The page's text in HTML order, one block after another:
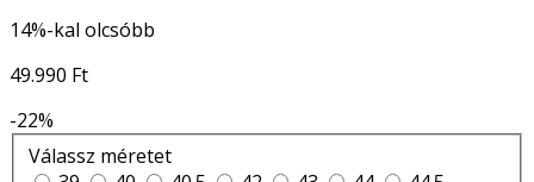
14%-kal olcsóbb
49.990 Ft
-22%
Válassz méretet